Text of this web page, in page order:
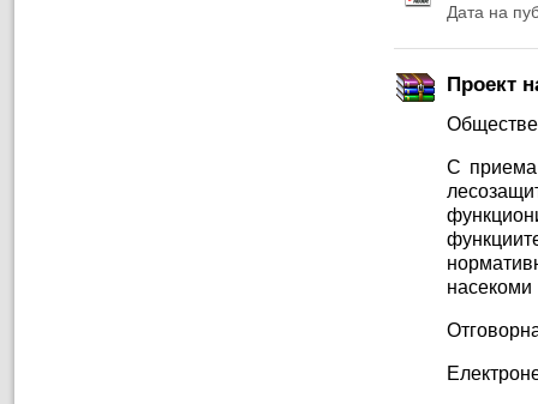
Дата на
Проект
С
насекоми